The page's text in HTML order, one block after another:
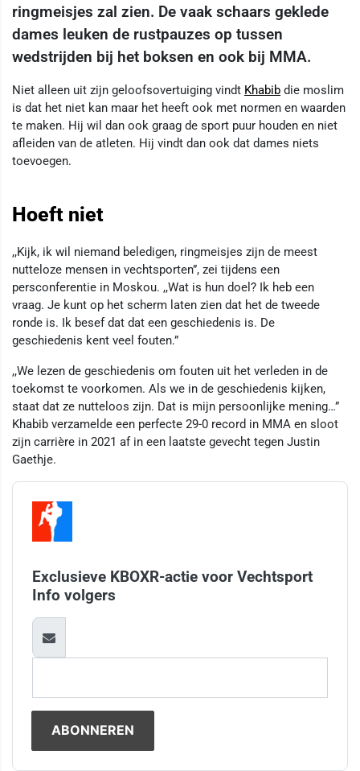
ringmeisjes zal zien. De vaak schaars geklede
dames leuken de rustpauzes op tussen
wedstrijden bij het boksen en ook bij MMA.
Niet alleen uit zijn geloofsovertuiging vindt Khabib die moslim
is dat het niet kan maar het heeft ook met normen en waarden
te maken. Hij wil dan ook graag de sport puur houden en niet
afleiden van de atleten. Hij vindt dan ook dat dames niets
toevoegen.
Hoeft niet
,,Kijk, ik wil niemand beledigen, ringmeisjes zijn de meest
nutteloze mensen in vechtsporten”, zei tijdens een
persconferentie in Moskou. ,,Wat is hun doel? Ik heb een
vraag. Je kunt op het scherm laten zien dat het de tweede
ronde is. Ik besef dat dat een geschiedenis is. De
geschiedenis kent veel fouten.”
,,We lezen de geschiedenis om fouten uit het verleden in de
toekomst te voorkomen. Als we in de geschiedenis kijken,
staat dat ze nutteloos zijn. Dat is mijn persoonlijke mening…”
Khabib verzamelde een perfecte 29-0 record in MMA en sloot
zijn carrière in 2021 af in een laatste gevecht tegen Justin
Gaethje.
Exclusieve KBOXR-actie voor Vechtsport
Info volgers